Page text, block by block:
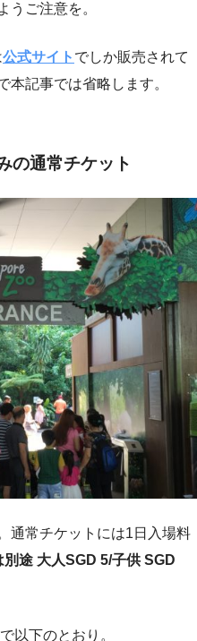
うご注意を。
公式サイト でしか販売されて
本記事では省略します。
の通常チケット
通常チケットには1日入場料
別途 大人SGD 5/子供 SGD
以下のとおり。